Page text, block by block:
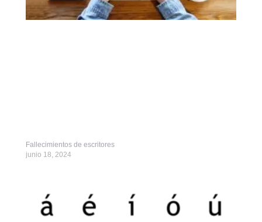
Fallecimientos de escritores
junio 18, 2024